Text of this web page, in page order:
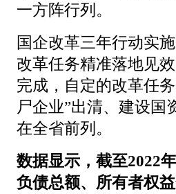
一方阵行列。
国企改革三年行动实
改革任务精准落地见
完成，自定的改革任
尸企业”出清、建设国
在全省前列。
数据显示，截至2022
负债总额、所有者权